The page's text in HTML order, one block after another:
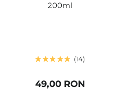
200ml
14
49,00 RON